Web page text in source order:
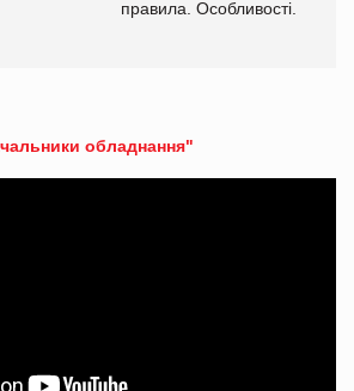
правила. Особливості.
обладнання"